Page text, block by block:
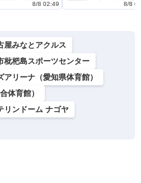
8/8 02:49 8/8
屋みなとアクルス
枇杷島スポーツセンター
アリーナ（愛知県体育館）
体育館）
リンドーム ナゴヤ